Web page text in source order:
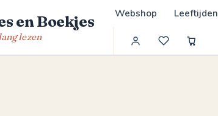
en Boekjes
lezen
Webshop Leeftijden